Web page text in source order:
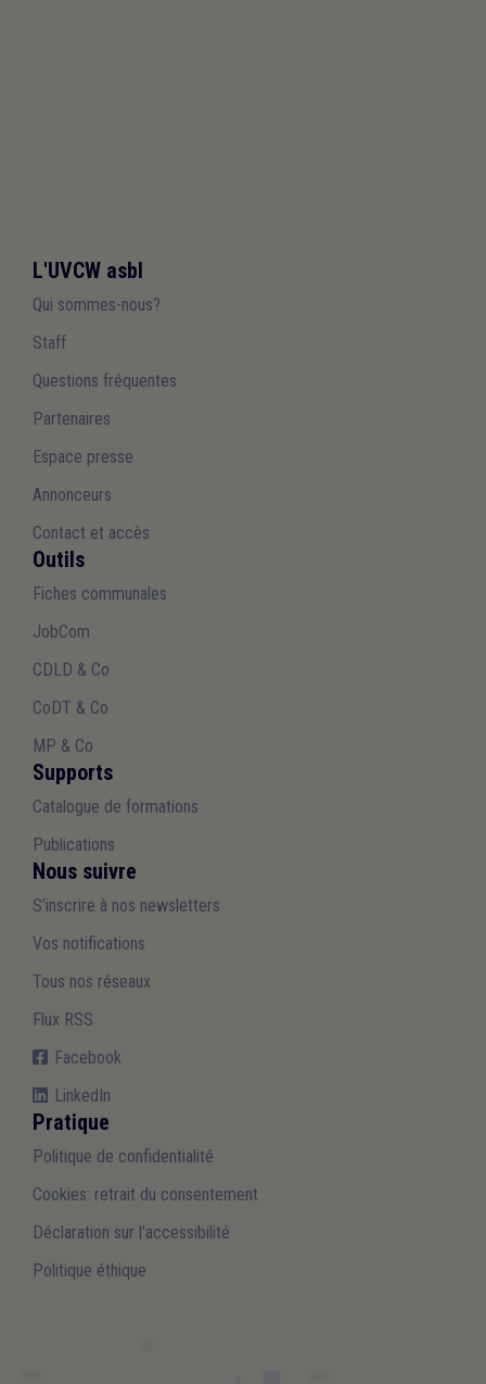
L'UVCW asbl
Qui sommes-nous?
Staff
Questions fréquentes
Partenaires
Espace presse
Annonceurs
Contact et accès
Outils
Fiches communales
JobCom
CDLD & Co
CoDT & Co
MP & Co
Supports
Catalogue de formations
Publications
Nous suivre
S'inscrire à nos newsletters
Vos notifications
Tous nos réseaux
Flux RSS
Facebook
LinkedIn
Pratique
Politique de confidentialité
Cookies: retrait du consentement
Déclaration sur l'accessibilité
Politique éthique